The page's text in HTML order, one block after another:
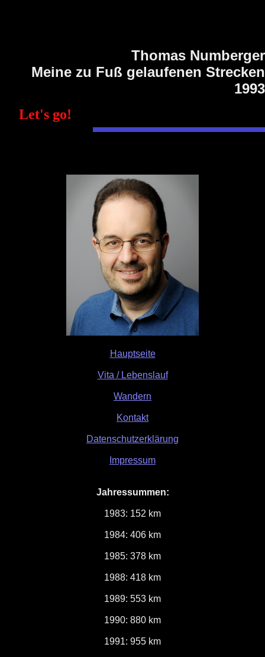
Thomas Numberger
Meine zu Fuß gelaufenen Strecken
1993
Let's go!
Hauptseite
Vita / Lebenslauf
Wandern
Kontakt
Datenschutzerklärung
Impressum
Jahressummen:
1983: 152 km
1984: 406 km
1985: 378 km
1988: 418 km
1989: 553 km
1990: 880 km
1991: 955 km